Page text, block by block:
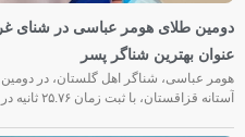
دومین طلای هومر عباسی در شنای غرب
عنوان بهترین شناگر پسر
هومر عباسی، شناگر اهل گلستان، در
آستانه قزاقستان، با ثبت زمان ۲۵.۷۶ ثانیه در ماده ۵۰ متر کرال پشت به مدال طلا